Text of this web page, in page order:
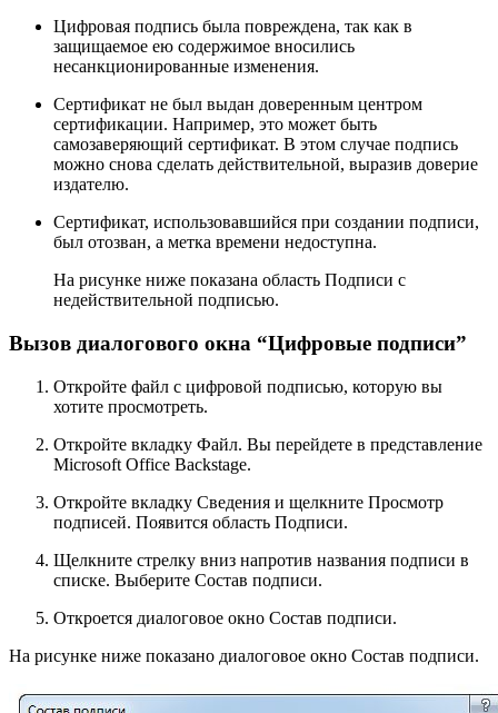
Цифровая подпись была повреждена, так как в
защищаемое ею содержимое вносились
несанкционированные изменения.
Сертификат не был выдан доверенным центром
сертификации. Например, это может быть
самозаверяющий сертификат. В этом случае подпись
можно снова сделать действительной, выразив доверие
издателю.
Сертификат, использовавшийся при создании подписи,
был отозван, а метка времени недоступна.
На рисунке ниже показана область Подписи с
недействительной подписью.
Вызов диалогового окна “Цифровые подписи”
Откройте файл с цифровой подписью, которую вы
хотите просмотреть.
Откройте вкладку Файл. Вы перейдете в представление
Microsoft Office Backstage.
Откройте вкладку Сведения и щелкните Просмотр
подписей. Появится область Подписи.
Щелкните стрелку вниз напротив названия подписи в
списке. Выберите Состав подписи.
Откроется диалоговое окно Состав подписи.
На рисунке ниже показано диалоговое окно Состав подписи.